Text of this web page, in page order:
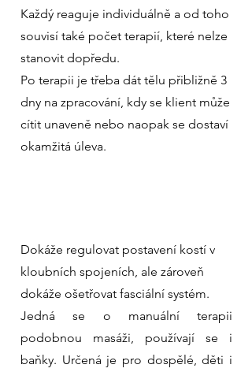
Každý reaguje individuálně a od toho
souvisí také počet terapií, které nelze
stanovit dopředu.
Po terapii je třeba dát tělu přibližně 3
dny na zpracování, kdy se klient může
cítit unaveně nebo naopak se dostaví
okamžitá úleva.
Dokáže regulovat postavení kostí v
kloubních spojeních, ale zároveň
dokáže ošetřovat fasciální systém.
Jedná se o manuální terapii
podobnou masáži, používají se i
baňky. Určená je pro dospělé, děti i